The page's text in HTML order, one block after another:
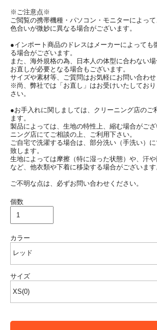
※ご注意点※
ご閲覧の携帯機種・パソコン・モニターによっ
色合いが微妙に異なる場合がございます。
●インポート商品のドレスはメーカーによっても
る場合がございます。
また、海外規格の為、日本人の体型に合わない
お直しが必要となる場合もございます。
サイズや素材等、ご質問はお気軽にお問い合わせ
※尚、弊社では「お直し」はお受けいたしてお
さい。
●お手入れに関しましては、クリーニング店のご
ます。
製品によっては、生地の特性上、縮む場合がご
ニング店にてご相談の上、ご利用下さい。
ご自宅で洗濯する場合は、部分洗い（手洗い）
致します。
生地によっては摩擦（特に湿った状態）や、汗
など、他衣類や下着に移染する場合がございます
ご不明な点は、必ずお問い合わせください。
個数
カラー
サイズ